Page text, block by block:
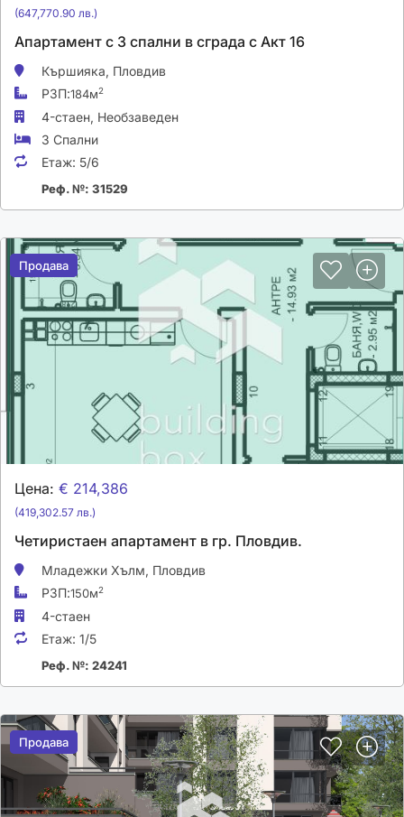
(647,770.90 лв.)
Апартамент с 3 спални в сграда с Акт 16
Кършияка, Пловдив
РЗП:184м2
4-стаен, Необзаведен
3 Спални
Етаж: 5/6
Реф. №: 31529
Продава
Продава
Цена: € 214,386
(419,302.57 лв.)
Четиристаен апартамент в гр. Пловдив.
Младежки Хълм, Пловдив
РЗП:150м2
4-стаен
Етаж: 1/5
Реф. №: 24241
Продава
Продава